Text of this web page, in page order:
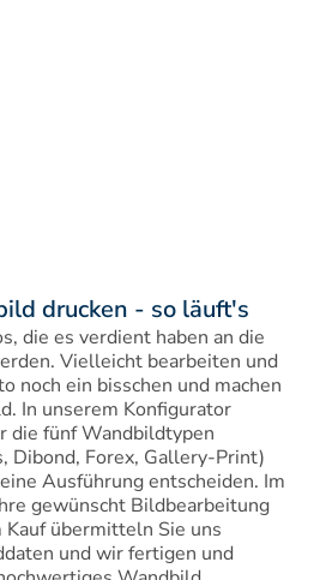
drucken - so läuft's
die es verdient haben an die
Vielleicht bearbeiten und
noch ein bisschen und machen
In unserem Konfigurator
die fünf Wandbildtypen
Dibond, Forex, Gallery-Print)
Ausführung entscheiden. Im
gewünscht Bildbearbeitung
übermitteln Sie uns
und wir fertigen und